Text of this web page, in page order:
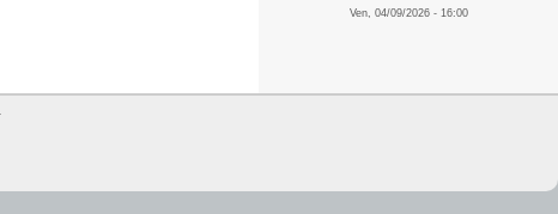
Ven, 04/09/2026 - 16:00